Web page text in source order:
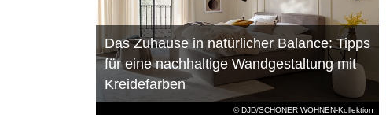
© DJD/SCHÖNER WOHNEN-Kollektion
Das Zuhause in natürlicher Balance: Tipps
für eine nachhaltige Wandgestaltung mit
Kreidefarben